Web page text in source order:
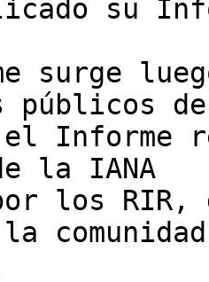
su
surge
públicos
Informe
la IANA
los RIR,